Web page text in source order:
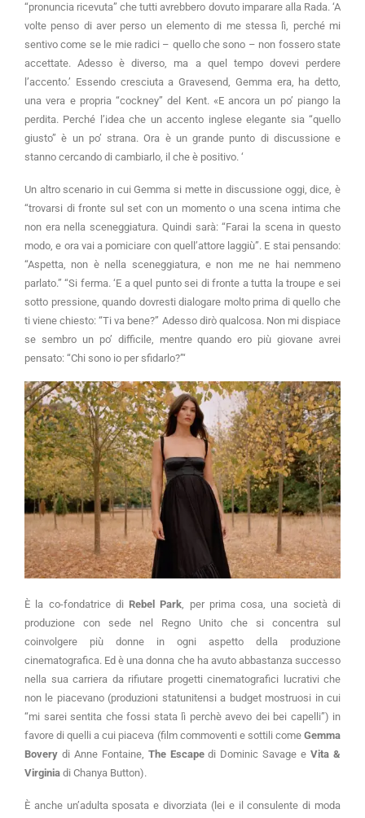
“pronuncia ricevuta” che tutti avrebbero dovuto imparare alla Rada. ‘A
volte penso di aver perso un elemento di me stessa lì, perché mi
sentivo come se le mie radici – quello che sono – non fossero state
accettate. Adesso è diverso, ma a quel tempo dovevi perdere
l’accento.’ Essendo cresciuta a Gravesend, Gemma era, ha detto,
una vera e propria “cockney” del Kent. «E ancora un po’ piango la
perdita. Perché l’idea che un accento inglese elegante sia “quello
giusto” è un po’ strana. Ora è un grande punto di discussione e
stanno cercando di cambiarlo, il che è positivo. ‘
Un altro scenario in cui Gemma si mette in discussione oggi, dice, è
“trovarsi di fronte sul set con un momento o una scena intima che
non era nella sceneggiatura. Quindi sarà: “Farai la scena in questo
modo, e ora vai a pomiciare con quell’attore laggiù”. E stai pensando:
“Aspetta, non è nella sceneggiatura, e non me ne hai nemmeno
parlato.” “Si ferma. ‘E a quel punto sei di fronte a tutta la troupe e sei
sotto pressione, quando dovresti dialogare molto prima di quello che
ti viene chiesto: “Ti va bene?” Adesso dirò qualcosa. Non mi dispiace
se sembro un po’ difficile, mentre quando ero più giovane avrei
pensato: “Chi sono io per sfidarlo?”‘
È la co-fondatrice di Rebel Park, per prima cosa, una società di
produzione con sede nel Regno Unito che si concentra sul
coinvolgere più donne in ogni aspetto della produzione
cinematografica. Ed è una donna che ha avuto abbastanza successo
nella sua carriera da rifiutare progetti cinematografici lucrativi che
non le piacevano (produzioni statunitensi a budget mostruosi in cui
“mi sarei sentita che fossi stata lì perchè avevo dei bei capelli”) in
favore di quelli a cui piaceva (film commoventi e sottili come Gemma
Bovery di Anne Fontaine, The Escapedi Dominic Savage eVita &
Virginia di Chanya Button).
È anche un’adulta sposata e divorziata (lei e il consulente di moda